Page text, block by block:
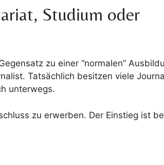
Studium oder
zu einer “normalen”
Tatsächlich besitzen viele
unterwegs.
zu erwerben. Der Einstieg ist